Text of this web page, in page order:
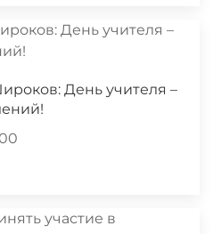
День учителя –